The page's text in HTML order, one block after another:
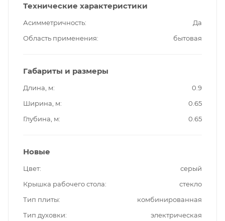
Технические характеристики
Асимметричность
Да
Область применения
бытовая
Габариты и размеры
Длина, м
0.9
Ширина, м
0.65
Глубина, м
0.65
Новые
Цвет
серый
Крышка рабочего стола
стекло
Тип плиты
комбинированная
Тип духовки
электрическая